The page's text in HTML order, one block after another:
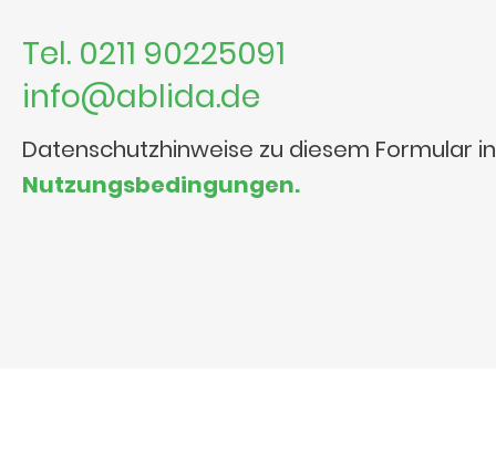
Tel. 0211 90225091
info@ablida.de
Datenschutzhinweise zu diesem Formular
Nutzungsbedingungen.